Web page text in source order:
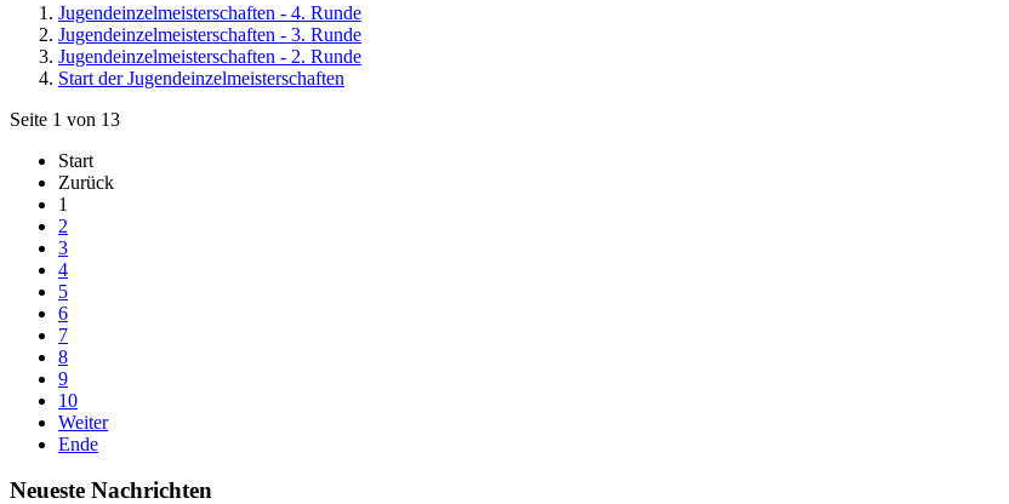
Jugendeinzelmeisterschaften - 4. Runde
Jugendeinzelmeisterschaften - 3. Runde
Jugendeinzelmeisterschaften - 2. Runde
Start der Jugendeinzelmeisterschaften
Seite 1 von 13
Start
Zurück
1
2
3
4
5
6
7
8
9
10
Weiter
Ende
Neueste Nachrichten